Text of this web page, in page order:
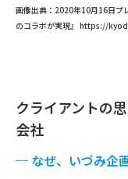
画像出典：2020年10月16日プ
のコラボが実現』 https://
クライアントの
会社
─ なぜ、いづみ企